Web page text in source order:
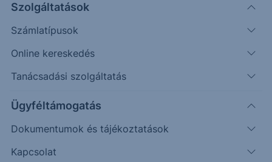
Szolgáltatások
Számlatípusok
Online kereskedés
Tanácsadási szolgáltatás
Ügyféltámogatás
Dokumentumok és tájékoztatások
Kapcsolat
432.00
438.00